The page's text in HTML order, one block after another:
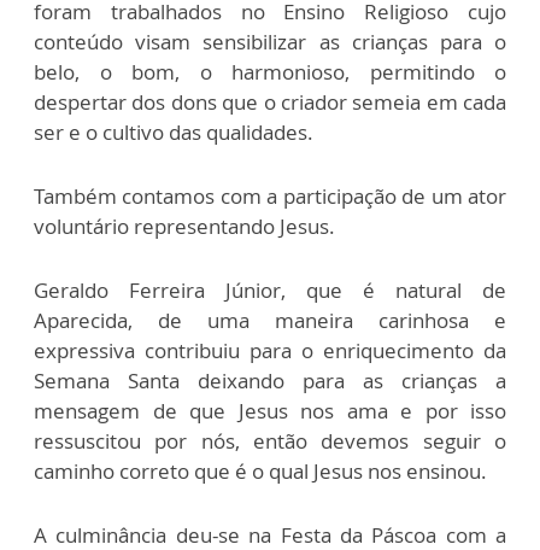
foram trabalhados no Ensino Religioso cujo
conteúdo visam sensibilizar as crianças para o
belo, o bom, o harmonioso, permitindo o
despertar dos dons que o criador semeia em cada
ser e o cultivo das qualidades.
Também contamos com a participação de um ator
voluntário representando Jesus.
Geraldo Ferreira Júnior, que é natural de
Aparecida, de uma maneira carinhosa e
expressiva contribuiu para o enriquecimento da
Semana Santa deixando para as crianças a
mensagem de que Jesus nos ama e por isso
ressuscitou por nós, então devemos seguir o
caminho correto que é o qual Jesus nos ensinou.
A culminância deu-se na Festa da Páscoa com a